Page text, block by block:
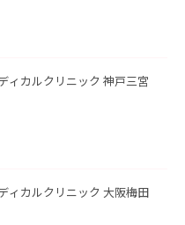
ィカルクリニック 神戸三宮
ィカルクリニック 大阪梅田